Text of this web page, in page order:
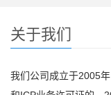
关于我们
我们公司成立于2005